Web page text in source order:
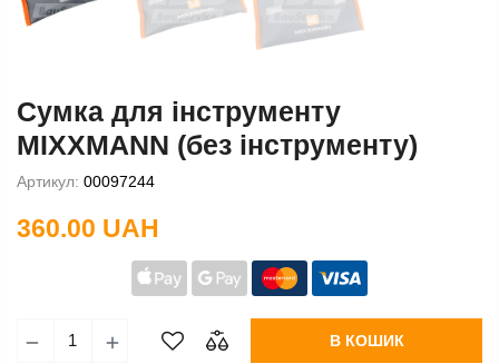
Сумка для інструменту
MIXXMANN (без інструменту)
Артикул: 00097244
360.00 UAH
В КОШИК